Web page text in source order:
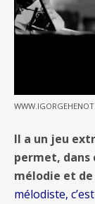
Il a un jeu
permet, dans
mélodie et
mélodiste,